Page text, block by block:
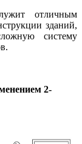
отличным
зданий,
систему
2-